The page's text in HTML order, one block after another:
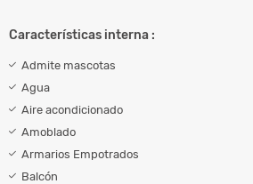
Características interna :
Admite mascotas
Agua
Aire acondicionado
Amoblado
Armarios Empotrados
Balcón